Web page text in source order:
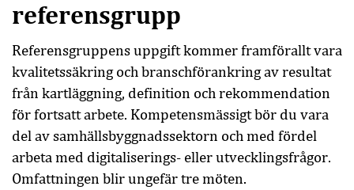
referensgrupp
Referensgruppens uppgift kommer framförallt vara
kvalitetssäkring och branschförankring av resultat
från kartläggning, definition och rekommendation
för fortsatt arbete. Kompetensmässigt bör du vara
del av samhällsbyggnadssektorn och med fördel
arbeta med digitaliserings- eller utvecklingsfrågor.
Omfattningen blir ungefär tre möten.